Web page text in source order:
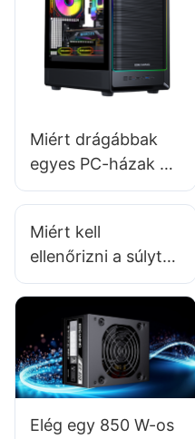
Miért drágábbak
egyes PC-házak a
piacon?
Miért kell
ellenőrizni a súlyt
gamer PC ház
Elég egy 850 W-os